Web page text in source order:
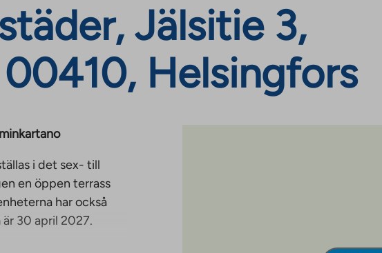
Jälsitie 3,
Helsingfors
i det sex- till
en öppen terrass
har också
30 april 2027.